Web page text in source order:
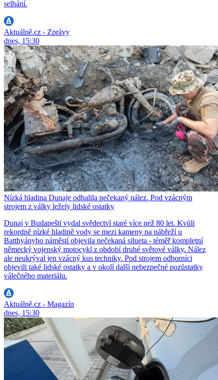
selhání.
Aktuálně.cz - Zprávy
dnes, 15:30
Nízká hladina Dunaje odhalila nečekaný nález. Pod vzácným
strojem z války ležely lidské ostatky
Dunaj v Budapešti vydal svědectví staré více než 80 let. Kvůli
rekordně nízké hladině vody se mezi kameny na nábřeží u
Batthyányho náměstí objevila nečekaná silueta - téměř kompletní
německý vojenský motocykl z období druhé světové války. Nález
ale neukrýval jen vzácný kus techniky. Pod strojem odborníci
objevili také lidské ostatky a v okolí další nebezpečné pozůstatky
válečného materiálu.
Aktuálně.cz - Magazín
dnes, 15:30